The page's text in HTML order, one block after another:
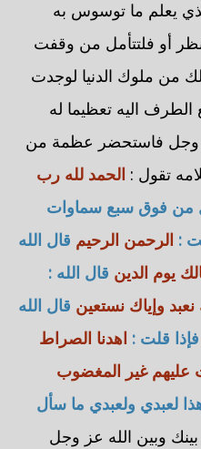
يعلم ما توسوس به
أو فلتتأمل من وقفت
من ملوك الدنيا لوجدت
الطرف اليه تعظيما له
وجل فاستحضر عظمة من
تقول : الحمد لله رب
من فوق سبع سماوات
: الرحمن الرحيم قال الله
يوم الدين قال الله :
نعبد وإياك نستعين قال الله
قلت : اهدنا الصراط
عليهم غير المغضوب
لعبدي ولعبدي ما سأل
بينك وبين الله عز وجل